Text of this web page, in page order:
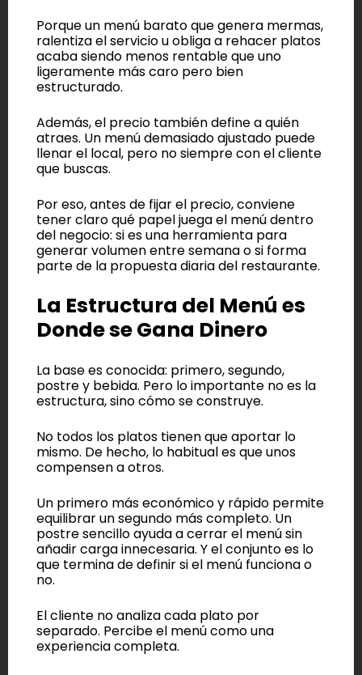
Porque un menú barato que genera mermas,
ralentiza el servicio u obliga a rehacer platos
acaba siendo menos rentable que uno
ligeramente más caro pero bien
estructurado.
Además, el precio también define a quién
atraes. Un menú demasiado ajustado puede
llenar el local, pero no siempre con el cliente
que buscas.
Por eso, antes de fijar el precio, conviene
tener claro qué papel juega el menú dentro
del negocio: si es una herramienta para
generar volumen entre semana o si forma
parte de la propuesta diaria del restaurante.
La Estructura del Menú es
Donde se Gana Dinero
La base es conocida: primero, segundo,
postre y bebida. Pero lo importante no es la
estructura, sino cómo se construye.
No todos los platos tienen que aportar lo
mismo. De hecho, lo habitual es que unos
compensen a otros.
Un primero más económico y rápido permite
equilibrar un segundo más completo. Un
postre sencillo ayuda a cerrar el menú sin
añadir carga innecesaria. Y el conjunto es lo
que termina de definir si el menú funciona o
no.
El cliente no analiza cada plato por
separado. Percibe el menú como una
experiencia completa.